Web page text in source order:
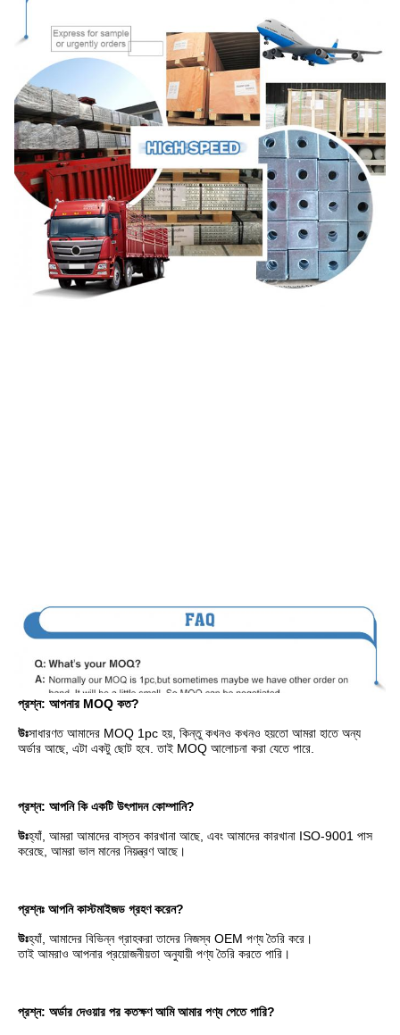
প্রশ্ন: আপনার MOQ কত?
উঃসাধারণত আমাদের MOQ 1pc হয়, কিন্তু কখনও কখনও হয়তো আমরা হাতে অন্য
অর্ডার আছে, এটা একটু ছোট হবে. তাই MOQ আলোচনা করা যেতে পারে.
প্রশ্ন: আপনি কি একটি উৎপাদন কোম্পানি?
উঃহ্যাঁ, আমরা আমাদের বাস্তব কারখানা আছে, এবং আমাদের কারখানা ISO-9001 পাস
করেছে, আমরা ভাল মানের নিয়ন্ত্রণ আছে।
প্রশ্নঃ আপনি কাস্টমাইজড গ্রহণ করেন?
উঃহ্যাঁ, আমাদের বিভিন্ন গ্রাহকরা তাদের নিজস্ব OEM পণ্য তৈরি করে।
তাই আমরাও আপনার প্রয়োজনীয়তা অনুযায়ী পণ্য তৈরি করতে পারি।
প্রশ্ন: অর্ডার দেওয়ার পর কতক্ষণ আমি আমার পণ্য পেতে পারি?